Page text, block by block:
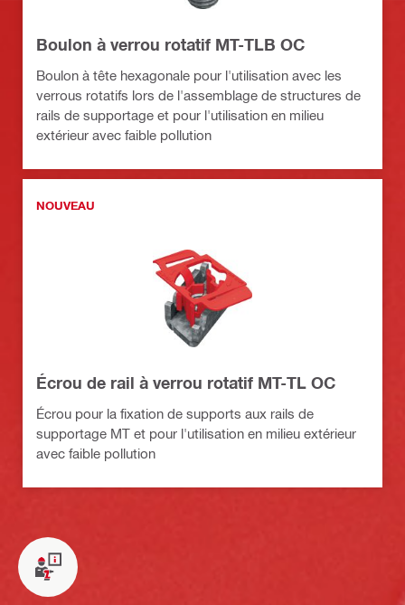
Boulon à verrou rotatif MT-TLB OC
Boulon à tête hexagonale pour l'utilisation avec les
verrous rotatifs lors de l'assemblage de structures de
rails de supportage et pour l'utilisation en milieu
extérieur avec faible pollution
NOUVEAU
Écrou de rail à verrou rotatif MT-TL OC
Écrou pour la fixation de supports aux rails de
supportage MT et pour l'utilisation en milieu extérieur
avec faible pollution